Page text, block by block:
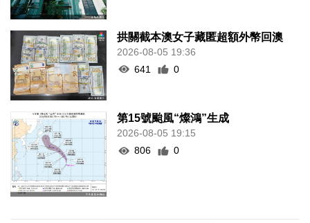
拱關截本澳女子藏匿超額外幣回澳
2026-08-05 19:36
641
0
第15號颱風“燦鴻”生成
2026-08-05 19:15
806
0